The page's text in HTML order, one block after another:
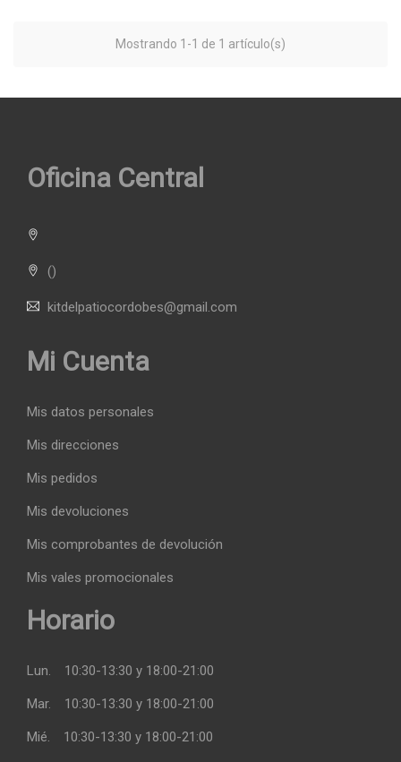
Mostrando 1-1 de 1 artículo(s)
Oficina Central
()
kitdelpatiocordobes@gmail.com
Mi Cuenta
Mis datos personales
Mis direcciones
Mis pedidos
Mis devoluciones
Mis comprobantes de devolución
Mis vales promocionales
Horario
Lun. 10:30-13:30 y 18:00-21:00
Mar. 10:30-13:30 y 18:00-21:00
Mié. 10:30-13:30 y 18:00-21:00